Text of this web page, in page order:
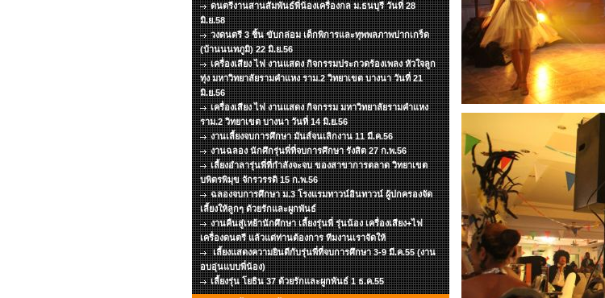
ดนตรีงานสานสัมพันธ์พี่น้องเครื่องกล ม.ธนบุรี วันที่ 28
มิ.ย.58
วงดนตรี 3 ชิ้น ขับกล่อม เด็กพิการและทุพพลภาพปากเกร็ด
(บ้านนนทภูมิ) 22 มิ.ย.56
เครื่องเสียง ไฟ งานแสดง กิจกรรมประกวดร้องเพลง หัวใจลูก
ทุ่ง มหาวิทยาลัยรามคำแหง ราม.2 วิทยาเขต บางนา วันที่ 21
มิ.ย.56
เครื่องเสียง ไฟ งานแสดง กิจกรรม มหาวิทยาลัยรามคำแหง
ราม.2 วิทยาเขต บางนา วันที่ 14 มิ.ย.56
งานเลี้ยงจบการศึกษา มันส์จนเลิกงาน 11 มี.ค.56
งานฉลอง นักศึกรุ่นพี่ที่จบการศึกษา รังสิต 27 ก.พ.56
เลี้ยงอำลารุ่นพี่ที่กำลังจะจบ ของสาขาการตลาด วิทยาเขต
บพิตรพิมุข จักรวรรดิ 15 ก.พ.56
ฉลองจบการศึกษา ม.3 โรงแรมทาวน์อินทาวน์ ผู้ปกครองจัด
เลี้ยงให้ลูกๆ ด้วยรักและผูกพันธ์
งานคืนสู่เหย้านักศึกษา เลี้ยงรุ่นพี่ รุ่นน้อง เครื่องเสียง+ไฟ
เครื่องดนตรี แล้วแต่ท่านต้องการ ทีมงานเราจัดให้
เลี้ยงแสดงความยินดีกับรุ่นพี่ที่จบการศึกษา 3-9 มี.ค.55 (งาน
อบอุ่นแบบพี่น้อง)
เลี้ยงรุ่น โยธิน 37 ด้วยรักและผูกพันธ์ 1 ธ.ค.55